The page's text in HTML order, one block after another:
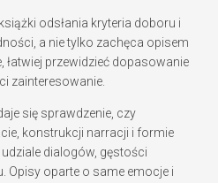
odsłania kryteria doboru i
a nie tylko zachęca opisem
łatwiej przewidzieć dopasowanie
zainteresowanie.
się sprawdzenie, czy
konstrukcji narracji i formie
dialogów, gęstości
Opisy oparte o same emocje i